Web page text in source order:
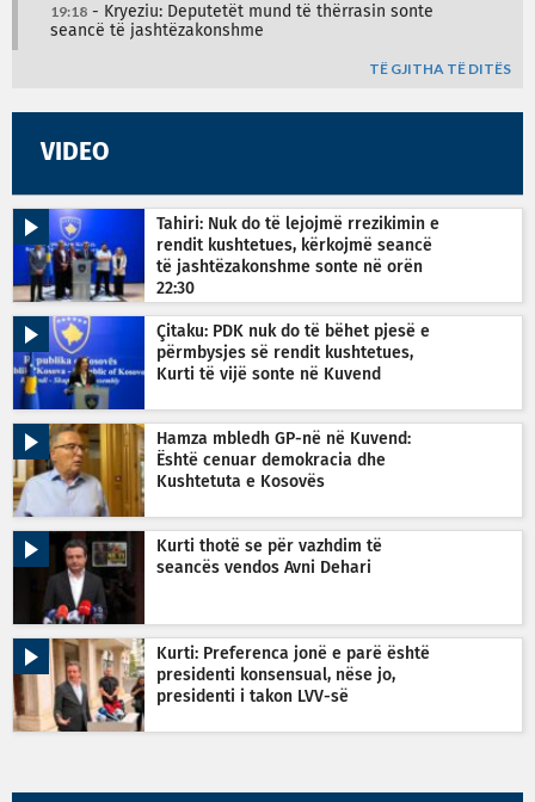
19:18 - Kryeziu: Deputetët mund të thërrasin sonte
seancë të jashtëzakonshme
TË GJITHA TË DITËS
VIDEO
Tahiri: Nuk do të lejojmë rrezikimin e
rendit kushtetues, kërkojmë seancë
të jashtëzakonshme sonte në orën
22:30
Çitaku: PDK nuk do të bëhet pjesë e
përmbysjes së rendit kushtetues,
Kurti të vijë sonte në Kuvend
Hamza mbledh GP-në në Kuvend:
Është cenuar demokracia dhe
Kushtetuta e Kosovës
Kurti thotë se për vazhdim të
seancës vendos Avni Dehari
Kurti: Preferenca jonë e parë është
presidenti konsensual, nëse jo,
presidenti i takon LVV-së